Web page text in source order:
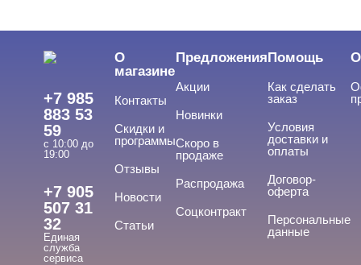
+7 985
883 53
59
с 10:00 до
19:00
+7 905
507 31
32
Единая
служба
сервиса
О
магазине
Контакты
Скидки и
программы
Отзывы
Новости
Статьи
Предложения
Акции
Новинки
Скоро в
продаже
Распродажа
Соцконтракт
Помощь
Как сделать
заказ
Условия
доставки и
оплаты
Договор-
оферта
Персональные
данные